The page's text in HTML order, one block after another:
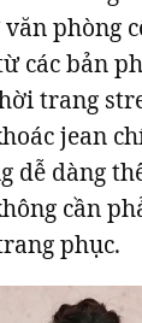
phòng
các bản
trang
jean
dễ dàng
cần
phục.